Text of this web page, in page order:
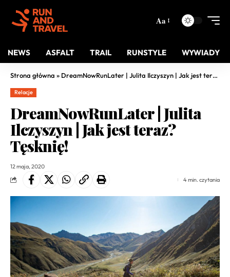
Aa
NEWS ASFALT TRAIL RUNSTYLE WYWIADY
Strona główna » DreamNowRunLater | Julita Ilczyszyn | Jak jest teraz? Tęsknię!
Relacje
DreamNowRunLater | Julita
Ilczyszyn | Jak jest teraz?
Tęsknię!
12 maja, 2020
4 min. czytania